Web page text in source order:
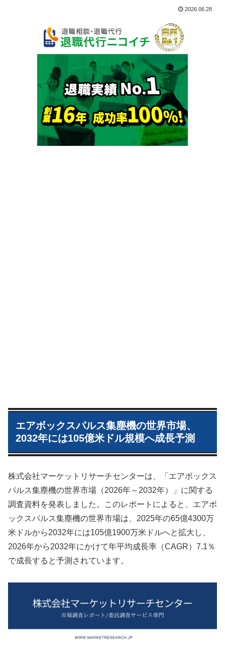
2026.06.28
エアボックスパルス集塵機の世界市場、
2032年には105億米ドル規模へ成長予測
株式会社マーケットリサーチセンターは、「エアボックス
パルス集塵機の世界市場（2026年～2032年）」に関する
調査資料を発表しました。このレポートによると、エアボ
ックスパルス集塵機の世界市場は、2025年の65億4300万
米ドルから2032年には105億1900万米ドルへと拡大し、
2026年から2032年にかけて年平均成長率（CAGR）7.1％
で成長すると予測されています。